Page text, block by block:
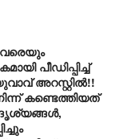
പീഡിപ്പിച്ച്
അറസ്റ്റിൽ!!
കണ്ടെത്തിയത്